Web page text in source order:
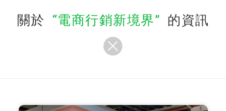
關於 電商行銷新境界 的資訊